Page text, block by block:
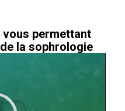
permettant
la sophrologie